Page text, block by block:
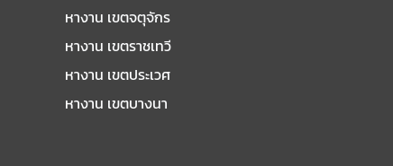
หางาน เขตจตุจักร
หางาน เขตราชเทวี
หางาน เขตประเวศ
หางาน เขตบางนา